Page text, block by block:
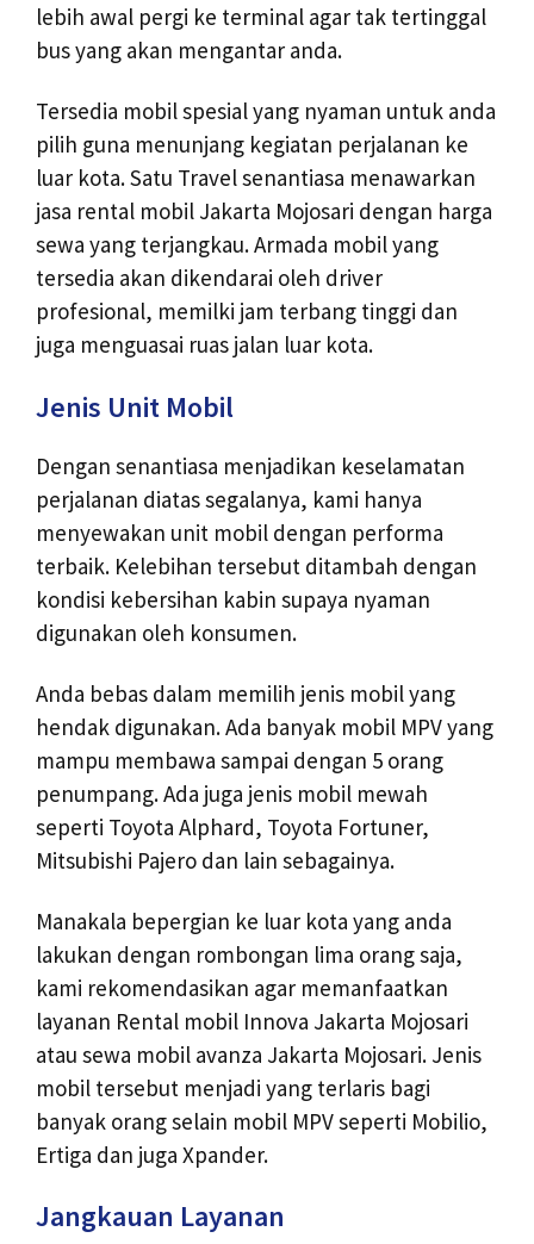
lebih awal pergi ke terminal agar tak tertinggal
bus yang akan mengantar anda.
Tersedia mobil spesial yang nyaman untuk anda
pilih guna menunjang kegiatan perjalanan ke
luar kota. Satu Travel senantiasa menawarkan
jasa rental mobil Jakarta Mojosari dengan harga
sewa yang terjangkau. Armada mobil yang
tersedia akan dikendarai oleh driver
profesional, memilki jam terbang tinggi dan
juga menguasai ruas jalan luar kota.
Jenis Unit Mobil
Dengan senantiasa menjadikan keselamatan
perjalanan diatas segalanya, kami hanya
menyewakan unit mobil dengan performa
terbaik. Kelebihan tersebut ditambah dengan
kondisi kebersihan kabin supaya nyaman
digunakan oleh konsumen.
Anda bebas dalam memilih jenis mobil yang
hendak digunakan. Ada banyak mobil MPV yang
mampu membawa sampai dengan 5 orang
penumpang. Ada juga jenis mobil mewah
seperti Toyota Alphard, Toyota Fortuner,
Mitsubishi Pajero dan lain sebagainya.
Manakala bepergian ke luar kota yang anda
lakukan dengan rombongan lima orang saja,
kami rekomendasikan agar memanfaatkan
layanan Rental mobil Innova Jakarta Mojosari
atau sewa mobil avanza Jakarta Mojosari. Jenis
mobil tersebut menjadi yang terlaris bagi
banyak orang selain mobil MPV seperti Mobilio,
Ertiga dan juga Xpander.
Jangkauan Layanan